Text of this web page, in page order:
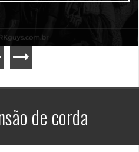
de corda